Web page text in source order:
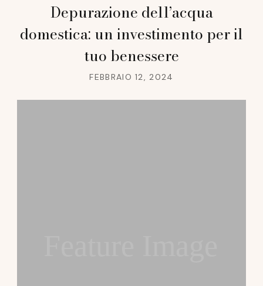
Depurazione dell’acqua
domestica: un investimento per il
tuo benessere
FEBBRAIO 12, 2024